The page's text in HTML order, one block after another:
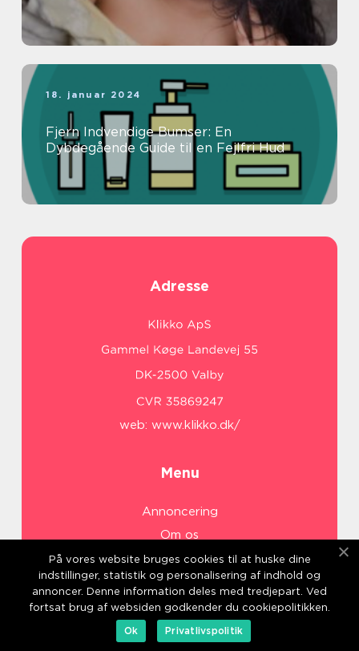
18. januar 2024
Fjern Indvendige Bumser: En
Dybdegående Guide til en Fejlfri Hud
Adresse
web: www.klikko.dk/
Menu
Annoncering
Om os
Cookies
Kontakt os
Sitemap
På vores website bruges cookies til at huske dine
indstillinger, statistik og personalisering af indhold og
annoncer. Denne information deles med tredjepart. Ved
fortsat brug af websiden godkender du cookiepolitikken.
Ok
Privatlivspolitik